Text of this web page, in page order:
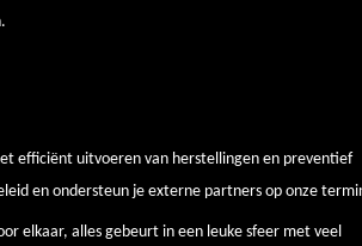
efficiënt uitvoeren van herstellingen en preventief
en ondersteun je externe partners op onze
elkaar, alles gebeurt in een leuke sfeer met veel